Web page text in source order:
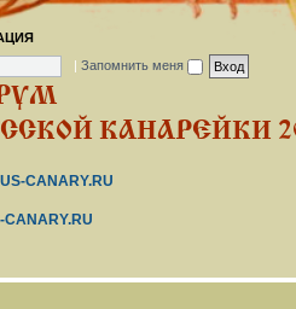
| Запомнить меня
КАНАРЕЙКИ
CANARY.RU